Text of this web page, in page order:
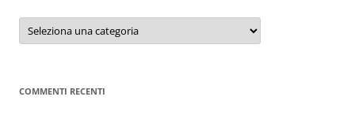
Categorie
autori
COMMENTI RECENTI